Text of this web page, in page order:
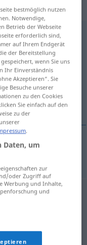
: Femininum
;
antippen)
bestmöglich nutzen
Notwendige,
Betrieb der Webseite
erforderlich sind,
auf Ihrem Endgerät
der Bereitstellung
wenn Sie uns
Ihr Einverständnis
Akzeptieren“. Sie
Besuche unserer
zu den Cookies
Sie einfach auf den
zu der
.
Daten, um
zur
oder Zugriff auf
Werbung und Inhalte,
und